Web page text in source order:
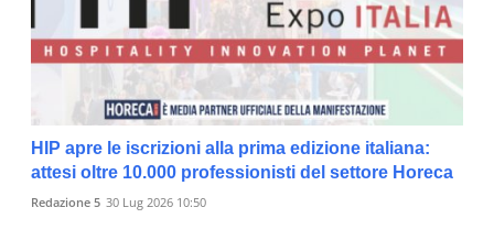
HIP apre le iscrizioni alla prima edizione italiana:
attesi oltre 10.000 professionisti del settore Horeca
Redazione 5 30 Lug 2026 10:50